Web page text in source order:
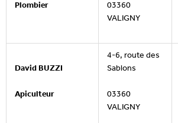
Plombier
03360
VALIGNY
David BUZZI
Apiculteur
4-6, route des
Sablons
03360
VALIGNY